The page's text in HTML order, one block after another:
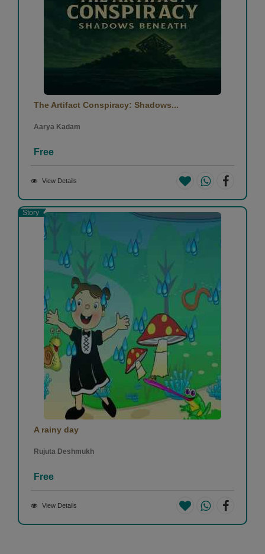
The Artifact Conspiracy: Shadows...
Aarya Kadam
Free
View Details
Story
A rainy day
Rujuta Deshmukh
Free
View Details